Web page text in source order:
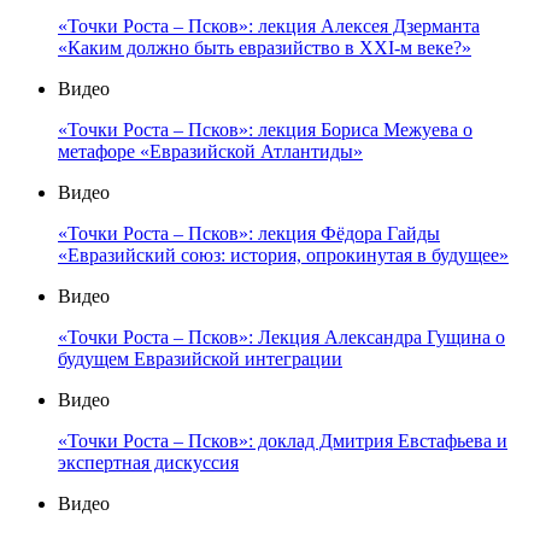
«Точки Роста – Псков»: лекция Алексея Дзерманта
«Каким должно быть евразийство в XXI-м веке?»
Видео
«Точки Роста – Псков»: лекция Бориса Межуева о
метафоре «Евразийской Атлантиды»
Видео
«Точки Роста – Псков»: лекция Фёдора Гайды
«Евразийский союз: история, опрокинутая в будущее»
Видео
«Точки Роста – Псков»: Лекция Александра Гущина о
будущем Евразийской интеграции
Видео
«Точки Роста – Псков»: доклад Дмитрия Евстафьева и
экспертная дискуссия
Видео